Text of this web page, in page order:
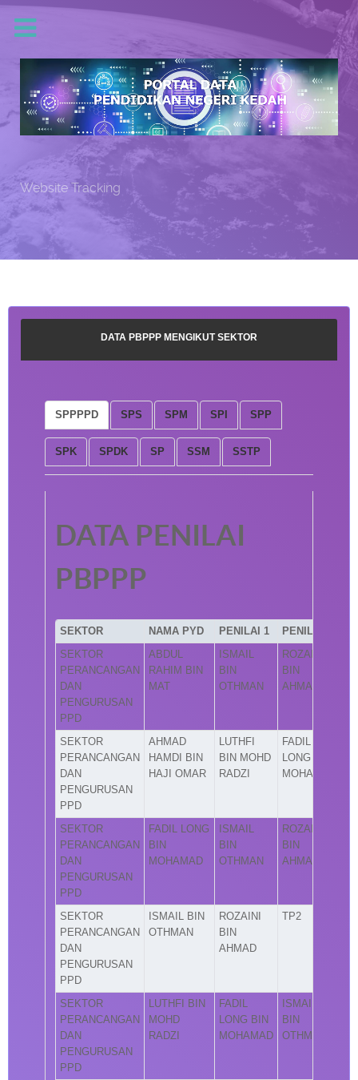
Website Tracking
DATA PBPPP MENGIKUT SEKTOR
SPPPPD SPS SPM SPI SPP
SPK SPDK SP SSM SSTP
DATA PENILAI
PBPPP
SEKTOR NAMA PYD PENILAI 1 PENILAI 2
SEKTOR
PERANCANGAN
DAN
PENGURUSAN
PPD
ABDUL
RAHIM BIN
MAT
ISMAIL
BIN
OTHMAN
ROZAINI
BIN
AHMAD
SEKTOR
PERANCANGAN
DAN
PENGURUSAN
PPD
AHMAD
HAMDI BIN
HAJI OMAR
LUTHFI
BIN MOHD
RADZI
FADIL
LONG BIN
MOHAMAD
SEKTOR
PERANCANGAN
DAN
PENGURUSAN
PPD
FADIL LONG
BIN
MOHAMAD
ISMAIL
BIN
OTHMAN
ROZAINI
BIN
AHMAD
SEKTOR
PERANCANGAN
DAN
PENGURUSAN
PPD
ISMAIL BIN
OTHMAN
ROZAINI
BIN
AHMAD
TP2
SEKTOR
PERANCANGAN
DAN
PENGURUSAN
PPD
LUTHFI BIN
MOHD
RADZI
FADIL
LONG BIN
MOHAMAD
ISMAIL
BIN
OTHMAN